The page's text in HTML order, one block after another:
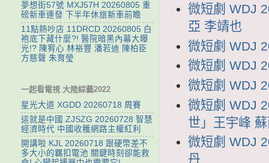
微短劇 WDJ
亞 李靖也
微短劇 WDJ
微短劇 WDJ
微短劇 WDJ
微短劇 WDJ
世」王宇峰
微短劇 WDJ
丹
夢想街57號 MXJ57H 20260805 重
磅新車連發 下半年休旅新車前瞻
11點熱吵店 11DRCD 20260805 白
袍底下藏什麼?! 醫院暗黑內幕大曝
光!? 陳宥心 林裕豐 潘若迪 陳柏臣
方慈聲 朱育瑩
一起看電視 大陸綜藝2022
星光大道 XGDD 20260718 周賽
這就是中國 ZJSZG 20260728 智慧
經濟時代 中國收穫網路主權紅利
開講啦 KJL 20260718 跟硬幣差不
多大小的羈扣電池 關鍵時刻卻能救